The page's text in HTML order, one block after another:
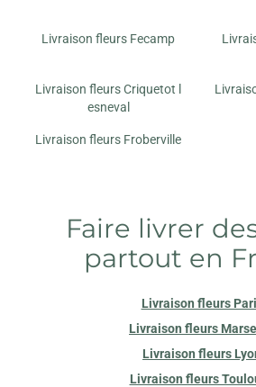
Livraison fleurs Fecamp
Livraison fleurs Criquetot l
esneval
Livraison fleurs Froberville
Faire livrer
partout en
Livraison fleurs
Livraison fleurs
Livraison fleurs
Livraison fleurs